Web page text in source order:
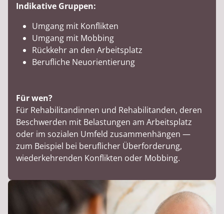
Indikative Gruppen:
Umgang mit Konflikten
Umgang mit Mobbing
Rückkehr an den Arbeitsplatz
Berufliche Neuorientierung
Für wen?
Für Rehabilitandinnen und Rehabilitanden, deren
Beschwerden mit Belastungen am Arbeitsplatz
oder im sozialen Umfeld zusammenhängen —
zum Beispiel bei beruflicher Überforderung,
wiederkehrenden Konflikten oder Mobbing.